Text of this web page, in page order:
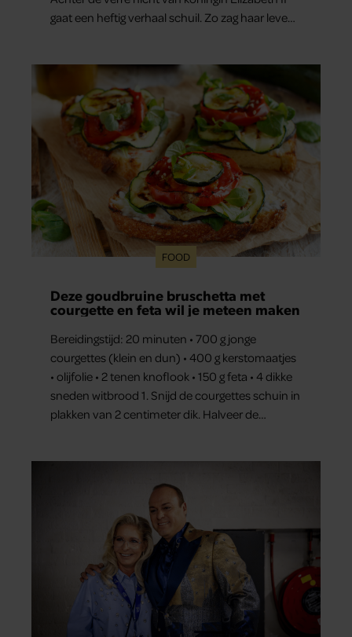
gaat een heftig verhaal schuil. Zo zag haar leven
FOOD
Deze goudbruine bruschetta met
courgette en feta wil je meteen maken
Bereidingstijd: 20 minuten • 700 g jonge
courgettes (klein en dun) • 400 g kerstomaatjes
• olijfolie • 2 tenen knoflook • 150 g feta • 4 dikke
sneden witbrood 1. Snijd de courgettes schuin in
plakken van 2 centimeter dik. Halveer de